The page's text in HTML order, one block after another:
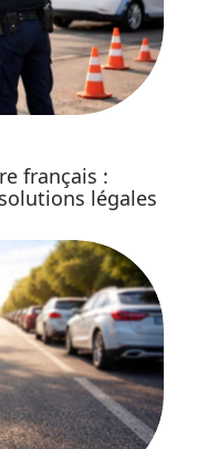
français :
légales